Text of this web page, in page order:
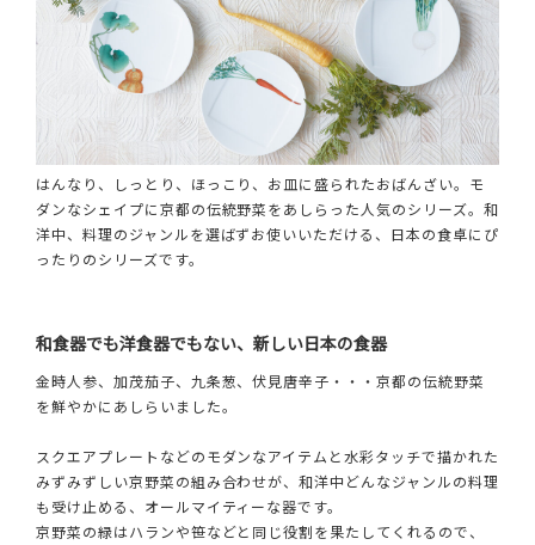
はんなり、しっとり、ほっこり、お皿に盛られたおばんざい。モ
ダンなシェイプに京都の伝統野菜をあしらった人気のシリーズ。和
洋中、料理のジャンルを選ばずお使いいただける、日本の食卓にぴ
ったりのシリーズです。
和食器でも洋食器でもない、新しい日本の食器
金時人参、加茂茄子、九条葱、伏見唐辛子・・・京都の伝統野菜
を鮮やかにあしらいました。
スクエアプレートなどのモダンなアイテムと水彩タッチで描かれた
みずみずしい京野菜の組み合わせが、和洋中どんなジャンルの料理
も受け止める、オールマイティーな器です。
京野菜の緑はハランや笹などと同じ役割を果たしてくれるので、